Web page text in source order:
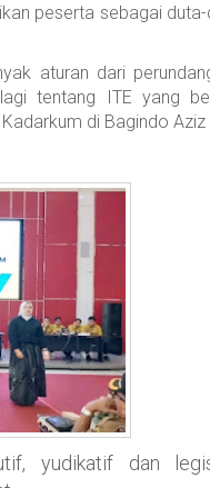
peserta sebagai
aturan dari
tentang ITE yang
di Bagindo Aziz
yudikatif dan